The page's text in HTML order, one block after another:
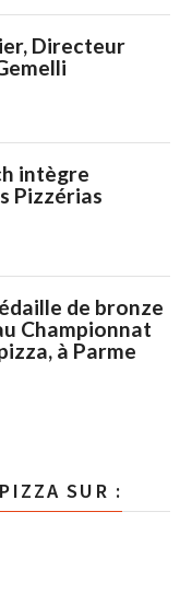
Directeur
intègre
Pizzérias
de bronze
Championnat
à Parme
SUR :